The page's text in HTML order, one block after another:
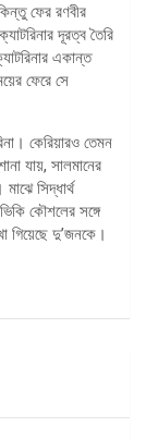
ফের রণবীর
দূরত্ব তৈরি
একান্ত
ফেরে সে
কেরিয়ারও তেমন
যায়, সালমানের
সিদ্ধার্থ
কৌশলের সঙ্গে
গিয়েছে দু’জনকে।